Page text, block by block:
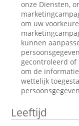
onze Diensten,
om uw
kunnen
gecontroleerd
om de
wettelijk
Leeftijd